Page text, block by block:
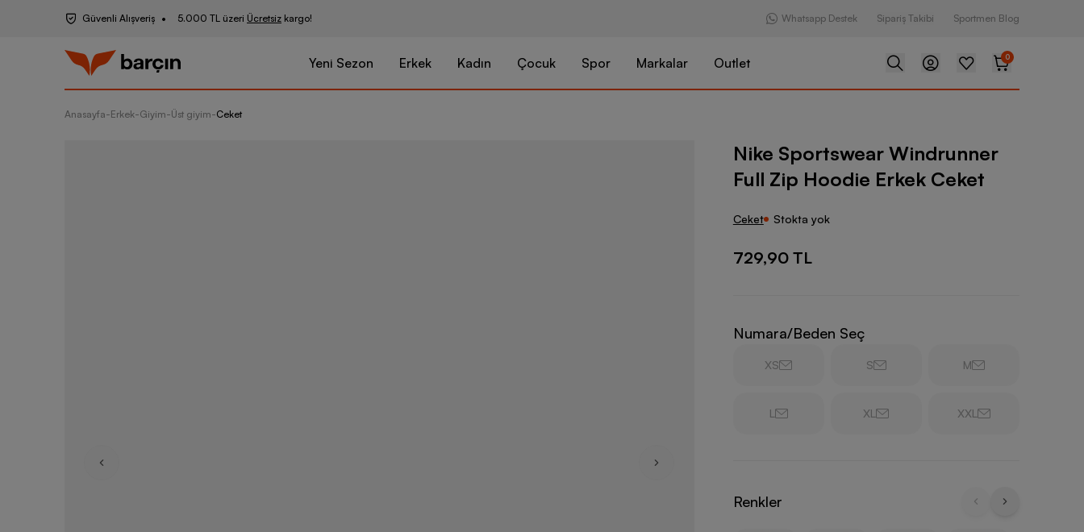
Güvenli Alışveriş 5.000 TL üzeri Ücretsiz kargo! Whatsapp Destek Sipariş Takibi Sportmen Blog
Yeni Sezon Erkek Kadın Çocuk Spor Markalar Outlet 0
Anasayfa-Erkek-Giyim-Üst giyim-Ceket
Nike Sportswear Windrunner Full Zip Hoodie Erkek Ceket
Nike Sportswear Windrunner
Full Zip Hoodie Erkek Ceket
Ceket Stokta yok
729,90 TL
Numara/Beden Seç
XS S M
L XL XXL
Renkler